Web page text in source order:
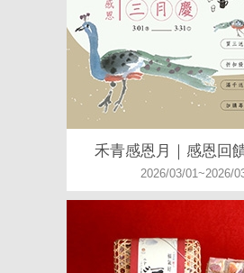
禾青感恩月｜感恩回
2026/03/01~2026/